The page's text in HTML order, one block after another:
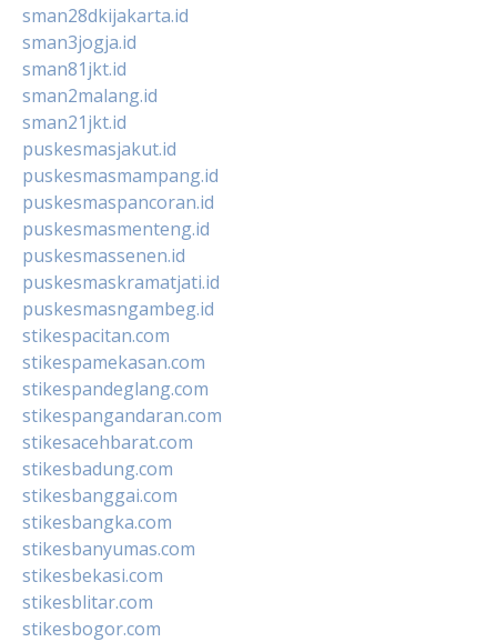
sman28dkijakarta.id
sman3jogja.id
sman81jkt.id
sman2malang.id
sman21jkt.id
puskesmasjakut.id
puskesmasmampang.id
puskesmaspancoran.id
puskesmasmenteng.id
puskesmassenen.id
puskesmaskramatjati.id
puskesmasngambeg.id
stikespacitan.com
stikespamekasan.com
stikespandeglang.com
stikespangandaran.com
stikesacehbarat.com
stikesbadung.com
stikesbanggai.com
stikesbangka.com
stikesbanyumas.com
stikesbekasi.com
stikesblitar.com
stikesbogor.com